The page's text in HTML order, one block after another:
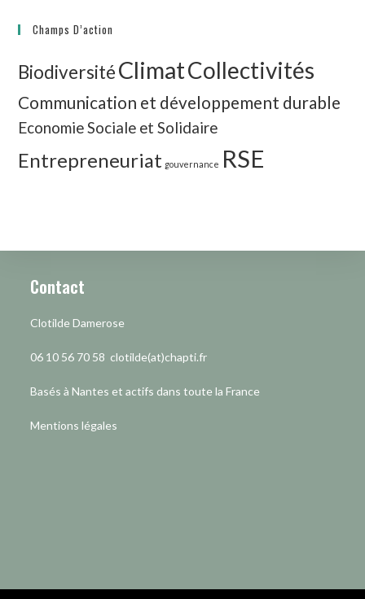
Champs D’action
BiodiversitéClimatCollectivités
Communication et développement durable
Economie Sociale et Solidaire
Entrepreneuriat gouvernance RSE
Contact
Clotilde Damerose
06 10 56 70 58 clotilde(at)chapti.fr
Basés à Nantes et actifs dans toute la France
Mentions légales